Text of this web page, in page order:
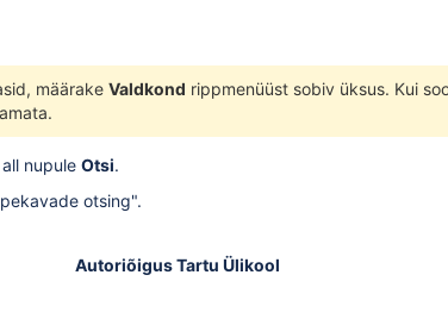
määrake Valdkond rippmenüüst sobiv üksus. Kui
nupule Otsi.
otsing".
Autoriõigus Tartu Ülikool